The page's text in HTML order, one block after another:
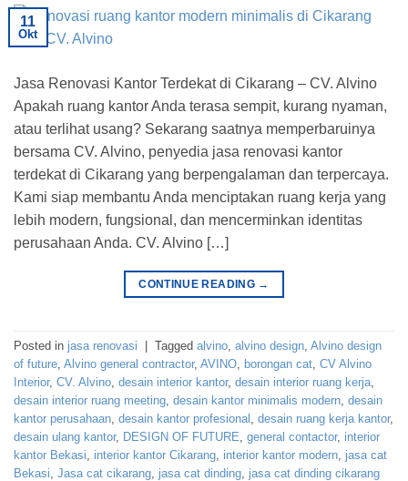
11
Okt
Jasa Renovasi Kantor Terdekat di Cikarang – CV. Alvino
Apakah ruang kantor Anda terasa sempit, kurang nyaman,
atau terlihat usang? Sekarang saatnya memperbaruinya
bersama CV. Alvino, penyedia jasa renovasi kantor
terdekat di Cikarang yang berpengalaman dan terpercaya.
Kami siap membantu Anda menciptakan ruang kerja yang
lebih modern, fungsional, dan mencerminkan identitas
perusahaan Anda. CV. Alvino […]
CONTINUE READING →
Posted in jasa renovasi Tagged alvino alvino design Alvino design
of future Alvino general contractor, AVINO borongan cat CV Alvino
Interior, CV. Alvino desain interior kantor, desain interior ruang kerja
desain interior ruang meeting desain kantor minimalis modern desain
kantor perusahaan desain kantor profesional desain ruang kerja kantor,
desain ulang kantor, DESIGN OF FUTURE general contactor, interior
kantor Bekasi
interior kantor Cikarang interior kantor modern jasa cat
Bekasi Jasa cat cikarang jasa cat dinding jasa cat dinding cikarang